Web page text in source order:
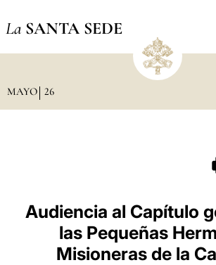
La SANTA SEDE
MAYO 26
Audiencia al Capítulo
las Pequeñas
Misioneras de la